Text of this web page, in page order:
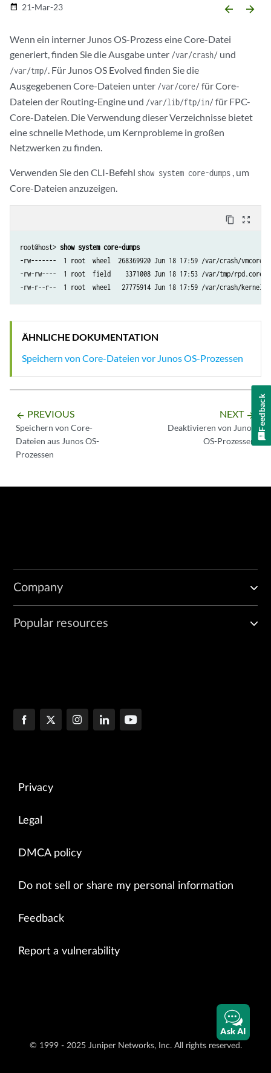
date_range 21-Mar-23 arrow_backward arrow_forward
Wenn ein interner Junos OS-Prozess eine Core-Datei
generiert, finden Sie die Ausgabe unter /var/crash/ und
/var/tmp/. Für Junos OS Evolved finden Sie die
Ausgegebenen Core-Dateien unter /var/core/für Core-
Dateien der Routing-Engine und /var/lib/ftp/in/für FPC-
Core-Dateien. Die Verwendung dieser Verzeichnisse bietet
eine schnelle Methode, um Kernprobleme in großen
Netzwerken zu finden.
Verwenden Sie den CLI-Befehl show system core-dumps , um
Core-Dateien anzuzeigen.
content_copy zoom_out_map
root@host> show system core-dumps
-rw-------  1 root  wheel  268369920 Jun 18 17:59 /var/crash/vmcore.0
-rw-rw----  1 root  field    3371008 Jun 18 17:53 /var/tmp/rpd.core.0
-rw-r--r--  1 root  wheel   27775914 Jun 18 17:59 /var/crash/kernel.0
ÄHNLICHE DOKUMENTATION
Speichern von Core-Dateien vor Junos OS-Prozessen
arrow_backward PREVIOUS
Speichern von Core-
Dateien aus Junos OS-
Prozessen
NEXT arrow_forward
Deaktivieren von Junos
OS-Prozessen
Company
Popular resources
Privacy
Legal
DMCA policy
Do not sell or share my personal information
Feedback
Report a vulnerability
© 1999 - 2025 Juniper Networks, Inc. All rights reserved.
Ask AI
Feedback